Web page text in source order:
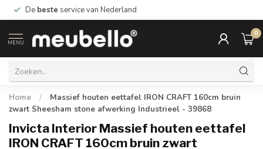
De beste service van Nederland
MENU
0
Home /
Massief houten eettafel IRON CRAFT 160cm bruin
zwart Sheesham stone afwerking Industrieel - 39868
Invicta Interior Massief houten eettafel
IRON CRAFT 160cm bruin zwart